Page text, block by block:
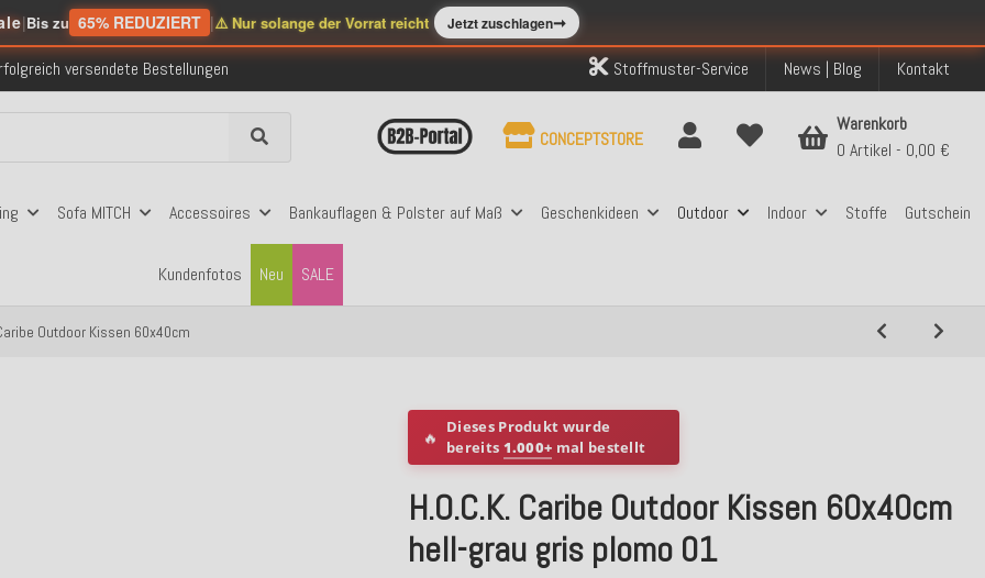
|Bis zu 65% REDUZIERT |⚠️ Nur solange der Vorrat reicht Jetzt zuschlagen➞
Deutschlands ab 99€ Bestellwert
versendete Bestellungen
Klarna, PayPal & Amazon Pay
Stoffmuster-Service News | Blog Kontakt
Sofa MITCH Accessoires Bankauflagen & Polster auf Maß Geschenkideen Outdoor Indoor Stoffe Gutschein
Kundenfotos SALE
Neu
CONCEPTSTORE
Warenkorb
0 Artikel
0,00 €
Outdoor Kissen 60x40cm
🔥
Dieses Produkt wurde
bereits 1.000+ mal bestellt
H.O.C.K. Caribe Outdoor Kissen 60x40cm
hell-grau gris plomo 01